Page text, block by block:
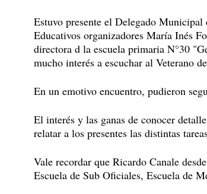
Estuvo presente el Delegado
Educativos organizadores María Inés
directora d la escuela primaria N°30
mucho interés a escuchar al Veterano
En un emotivo encuentro, pudieron
El interés y las ganas de conocer
relatar a los presentes las distintas
Vale recordar que Ricardo Canale
Escuela de Sub Oficiales, Escuela de